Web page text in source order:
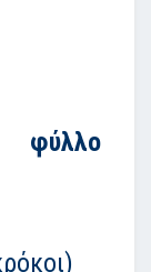
φύλλο